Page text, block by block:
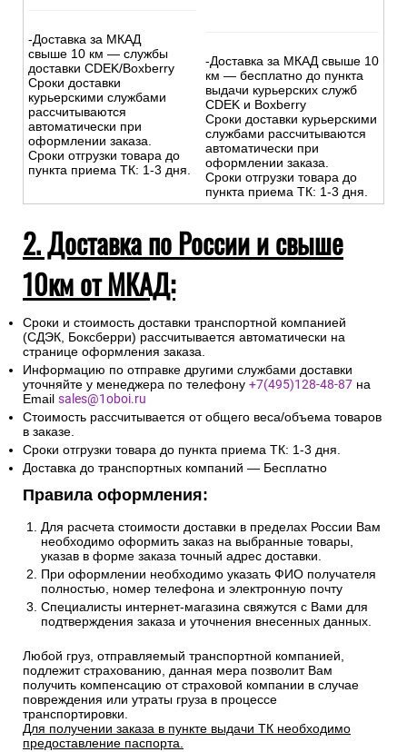
-Доставка за МКАД
свыше 10 км — службы
доставки CDEK/Boxberry
Сроки доставки
курьерскими службами
рассчитываются
автоматически при
оформлении заказа.
Сроки отгрузки товара до
пункта приема ТК: 1-3 дня.
-Доставка за МКАД свыше 10
км — бесплатно до пункта
выдачи курьерских служб
CDEK и Boxberry
Сроки доставки курьерскими
службами рассчитываются
автоматически при
оформлении заказа.
Сроки отгрузки товара до
пункта приема ТК: 1-3 дня.
2. Доставка по России и свыше
10км от МКАД:
Сроки и стоимость доставки транспортной компанией
(СДЭК, Боксберри) рассчитывается автоматически на
странице оформления заказа.
Информацию по отправке другими службами доставки
уточняйте у менеджера по телефону +7(495)128-48-87 на
Email sales@1oboi.ru
Стоимость рассчитывается от общего веса/объема товаров
в заказе.
Сроки отгрузки товара до пункта приема ТК: 1-3 дня.
Доставка до транспортных компаний — Бесплатно
Правила оформления:
Для расчета стоимости доставки в пределах России Вам
необходимо оформить заказ на выбранные товары,
указав в форме заказа точный адрес доставки.
При оформлении необходимо указать ФИО получателя
полностью, номер телефона и электронную почту
Специалисты интернет-магазина свяжутся с Вами для
подтверждения заказа и уточнения внесенных данных.
Любой груз, отправляемый транспортной компанией,
подлежит страхованию, данная мера позволит Вам
получить компенсацию от страховой компании в случае
повреждения или утраты груза в процессе
транспортировки.
Для получении заказа в пункте выдачи ТК необходимо
предоставление паспорта.